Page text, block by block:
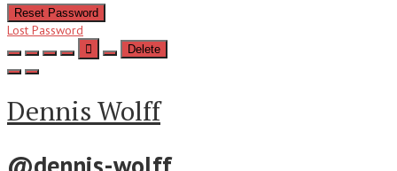
Reset Password
Lost Password
Delete
Dennis Wolff